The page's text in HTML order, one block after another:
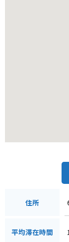
住所
平均滞在時間